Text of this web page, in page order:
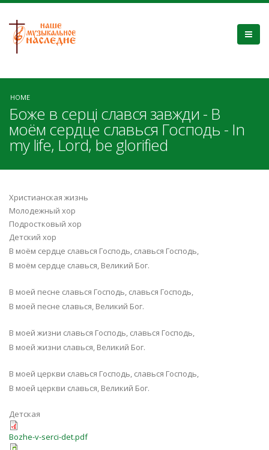
HOME
Боже в серці слався завжди - В
моём сердце славься Господь - In
my life, Lord, be glorified
Христианская жизнь
Молодежный хор
Подростковый хор
Детский хор
В моём сердце славься Господь, славься Господь,
В моём сердце славься, Великий Бог.
В моей песне славься Господь, славься Господь,
В моей песне славься, Великий Бог.
В моей жизни славься Господь, славься Господь,
В моей жизни славься, Великий Бог.
В моей церкви славься Господь, славься Господь,
В моей церкви славься, Великий Бог.
Детская
Bozhe-v-serci-det.pdf